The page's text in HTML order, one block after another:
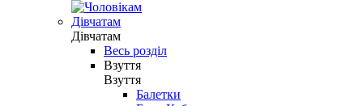
Дівчатам
Дівчатам
Весь розділ
Взуття
Взуття
Балетки